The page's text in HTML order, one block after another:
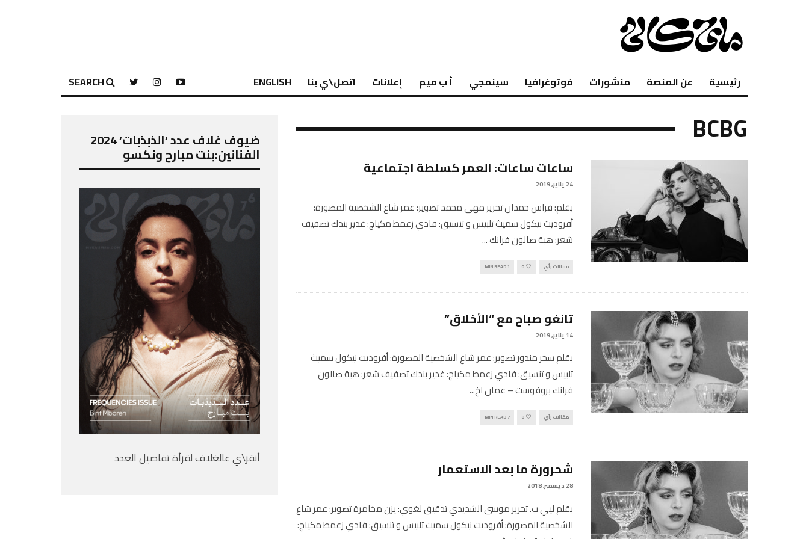
رئيسية عن المنصة منشورات فوتوغرافيا سينمجي أ ب ميم إعلانات اتصل\ي بنا ENGLISH
SEARCH
BCBG
ساعات ساعات: العمر كسلطة اجتماعية
24 يناير, 2019
بقلم: فراس حمدان تحرير مهى محمد تصوير: عمر شاع الشخصية المصورة:
أفروديت نيكول سميث تلبيس و تنسيق: فادي زعمط مكياج: غدير بندك تصفيف
شعر: هبة صالون فرانك...
مقالات رأي 0
1 MIN READ
تانغو صباح مع “الأخلاق”
14 يناير, 2019
بقلم سحر مندور تصوير: عمر شاع الشخصية المصورة: أفروديت نيكول سميث
تلبيس و تنسيق: فادي زعمط مكياج: غدير بندك تصفيف شعر: هبة صالون
فرانك بروفوست – عمان اخ...
مقالات رأي 0
7 MIN READ
شحرورة ما بعد الاستعمار
28 ديسمبر, 2018
بقلم ليلي ب. تحرير موسى الشديدي تدقيق لغوي: يزن مخامرة تصوير: عمر شاع
الشخصية المصورة: أفروديت نيكول سميث تلبيس و تنسيق: فادي زعمط مكياج:
ضيوف غلاف عدد ‘الذبذبات’ 2024
الفنانين:بنت مبارح ونكسو
أنقر\ي عالغلاف لقرأة تفاصيل العدد